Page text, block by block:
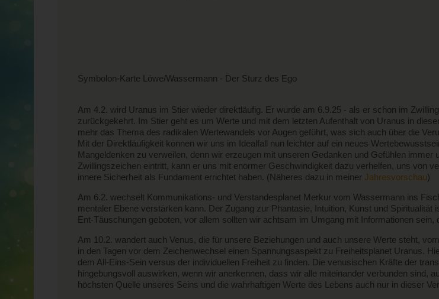
Symbolon-Karte Löwe/Wassermann - Der Sturz des Ego
Am 4.2. wird Uranus im Stier wieder direktläufig. Er wurde am 6.9.25 - als er schon im
zurückgekehrt. Im Stier geht es um Werte und mit dem letzten Aufenthalt von Uranus in
mehr das Thema des radikalen Wertewandels vor Augen geführt, was sich auch über die
Mit der Direktläufigkeit können wir uns im Idealfall nun leichter auf ein neues
Mangeldenken zu verweilen, denn wir erzeugen mit unseren Gedanken und Gefühlen
Zwillingszeichen eintritt, kann er uns mit enormer Geschwindigkeit dazu verhelfen, uns von
innere Sicherheit als Fundament errichtet haben. (Näheres dazu in meiner Jahresvorschau)
Am 6.2. wechselt Kommunikations- und Verstandesplanet Merkur vom Wassermann ins
mentaler Ebene verstärken kann. Der Zugang zur Phantasie, Intuition, Kunst und
Ent-Täuschungen geboten, vor allem sollten wir achtsam im Umgang mit Informationen sein,
Am 10.2. wandert auch Venus, die für unsere Beziehungen und auch unsere Werte steht,
in den Tagen vor dem Zeichenwechsel einen Spannungsaspekt zu Freiheitsplanet Uranus.
dem All-Eins-Sein versus der individuellen Freiheit zu finden. Die venusischen Kräfte der
hingebungsvoll auswirken, wenn wir anerkennen, dass wir alle miteinander verbunden sind,
höchsten Quelle unseres Seins und die wahrhaftigen Werte des Lebens auch nur in dieser